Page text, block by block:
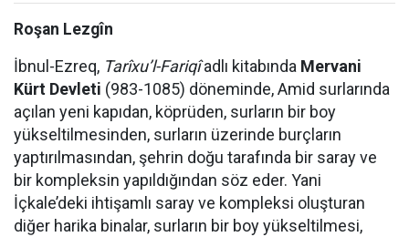
Roşan Lezgîn
İbnul-Ezreq, Tarîxu’l-Fariqîadlı kitabında Mervani
Kürt Devleti (983-1085) döneminde, Amid surlarında
açılan yeni kapıdan, köprüden, surların bir boy
yükseltilmesinden, surların üzerinde burçların
yaptırılmasından, şehrin doğu tarafında bir saray ve
bir kompleksin yapıldığından söz eder. Yani
İçkale’deki ihtişamlı saray ve kompleksi oluşturan
diğer harika binalar, surların bir boy yükseltilmesi,